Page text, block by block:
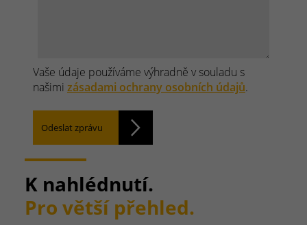
Vaše údaje používáme výhradně v souladu s
našimi zásadami ochrany osobních údajů.
Odeslat zprávu
K nahlédnutí.
Pro větší přehled.